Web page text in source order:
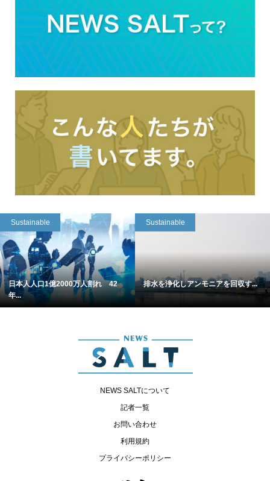
Sustainable
日本人人口1億2000万人割れ 42
年...
Sustainable
排水を浄化しアンモニアを回収す...
NEWS SALTについて
記者一覧
お問い合わせ
利用規約
プライバシーポリシー